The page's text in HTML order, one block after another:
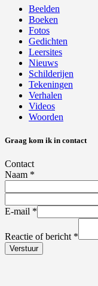
Beelden
Boeken
Fotos
Gedichten
Leersites
Nieuws
Schilderijen
Tekeningen
Verhalen
Videos
Woorden
Graag kom ik in contact
Contact
Naam *
E-mail *
Reactie of bericht *
Verstuur